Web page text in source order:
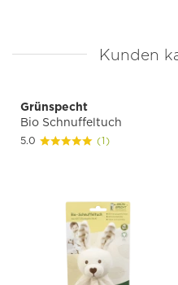
Kunden
Grünspecht
Bio Schnuffeltuch
5.0 (1)